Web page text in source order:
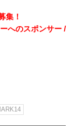
集！
へのスポンサー /